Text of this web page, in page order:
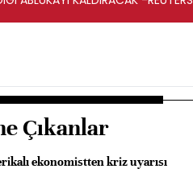
Çıkanlar
ekonomistten kriz uyarısı